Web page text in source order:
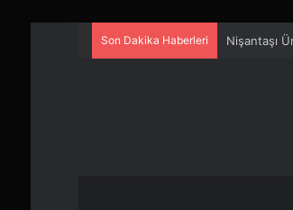
Son Dakika Haberleri Artı